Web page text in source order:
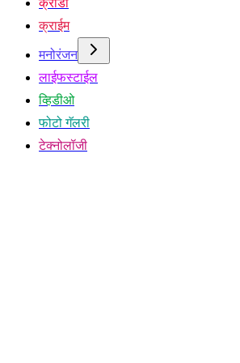
क्रीडा
क्राईम
मनोरंजन
लाईफस्टाईल
व्हिडीओ
फोटो गॅलरी
टेक्नोलॉजी